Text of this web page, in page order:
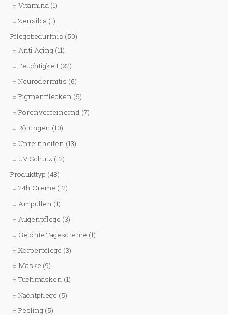
Vitamina (1)
Zensibia (1)
Pflegebedürfnis (50)
Anti Aging (11)
Feuchtigkeit (22)
Neurodermitis (6)
Pigmentflecken (5)
Porenverfeinernd (7)
Rötungen (10)
Unreinheiten (13)
UV Schutz (12)
Produkttyp (48)
24h Creme (12)
Ampullen (1)
Augenpflege (3)
Getönte Tagescreme (1)
Körperpflege (3)
Maske (9)
Tuchmasken (1)
Nachtpflege (5)
Peeling (5)